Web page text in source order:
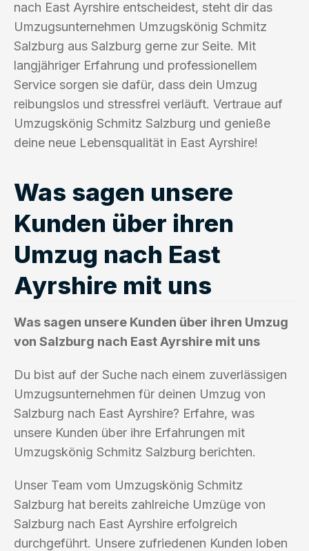
nach East Ayrshire entscheidest, steht dir das
Umzugsunternehmen Umzugskönig Schmitz
Salzburg aus Salzburg gerne zur Seite. Mit
langjähriger Erfahrung und professionellem
Service sorgen sie dafür, dass dein Umzug
reibungslos und stressfrei verläuft. Vertraue auf
Umzugskönig Schmitz Salzburg und genieße
deine neue Lebensqualität in East Ayrshire!
Was sagen unsere
Kunden über ihren
Umzug nach East
Ayrshire mit uns
Was sagen unsere Kunden über ihren Umzug
von Salzburg nach East Ayrshire mit uns
Du bist auf der Suche nach einem zuverlässigen
Umzugsunternehmen für deinen Umzug von
Salzburg nach East Ayrshire? Erfahre, was
unsere Kunden über ihre Erfahrungen mit
Umzugskönig Schmitz Salzburg berichten.
Unser Team vom Umzugskönig Schmitz
Salzburg hat bereits zahlreiche Umzüge von
Salzburg nach East Ayrshire erfolgreich
durchgeführt. Unsere zufriedenen Kunden loben